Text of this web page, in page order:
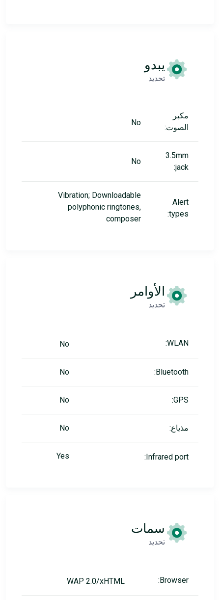
يبدو
تحديد
مكبر
الصوت:
No
3.5mm
jack:
No
Alert
types:
Vibration; Downloadable
polyphonic ringtones,
composer
الأوامر
تحديد
WLAN:
No
Bluetooth:
No
GPS:
No
مذياع: No
Infrared port:
Yes
سمات
تحديد
Browser:
WAP 2.0/xHTML